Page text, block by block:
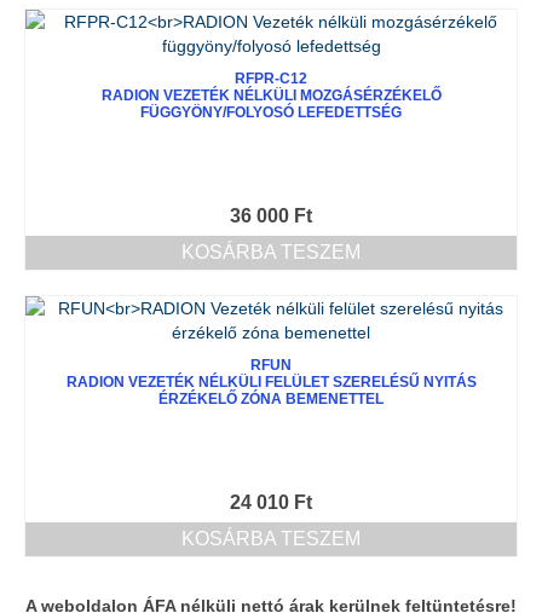
RFPR-C12
RADION VEZETÉK NÉLKÜLI MOZGÁSÉRZÉKELŐ
FÜGGYÖNY/FOLYOSÓ LEFEDETTSÉG
36 000 Ft
KOSÁRBA TESZEM
RFUN
RADION VEZETÉK NÉLKÜLI FELÜLET SZERELÉSŰ NYITÁS
ÉRZÉKELŐ ZÓNA BEMENETTEL
24 010 Ft
KOSÁRBA TESZEM
A weboldalon ÁFA nélküli nettó árak kerülnek feltüntetésre!